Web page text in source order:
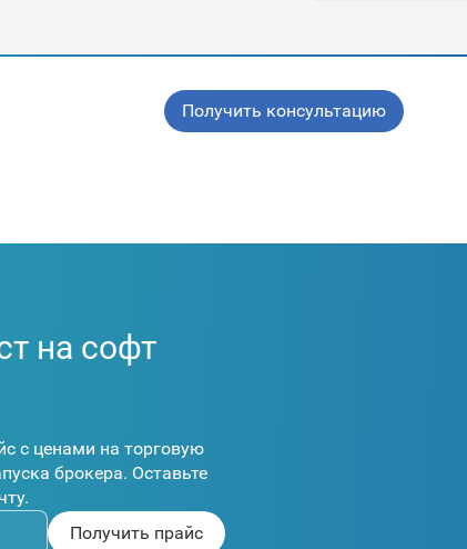
Получить консультацию
на софт
с ценами на торговую
брокера. Оставьте